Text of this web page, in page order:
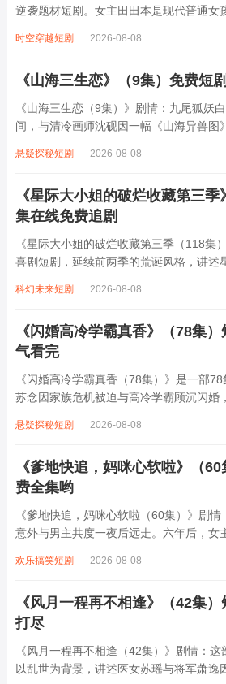
逆袭题材短剧。女主田田本是现代普通女
家人一起开启种田逆袭之路。从开垦荒地
时空穿越短剧 2026-08-08
《山海三生恋》（9集）免费短
《山海三生恋（9集）》剧情：九尾狐妖
间，与清冷画师沈砚因一幅《山海异兽图
战场将军，乱世中以命相护却阴阳相隔；
悬疑探秘短剧 2026-08-08
《星际大小姐的破烂收藏第三
集在线免费追剧
《星际大小姐的破烂收藏第三季（118集
喜剧短剧，延续前两季的荒诞风格，讲述
将生锈机械、过期营养液甚至外星生物的
科幻未来短剧 2026-08-08
《闪婚高冷学霸真香》（78集
气看完
《闪婚高冷学霸真香（78集）》是一部
苏念因家族危机被迫与高冷学霸顾沉闪婚
苏念的“笨手笨脚”，一边默默帮她解决职
悬疑探秘短剧 2026-08-08
《爹地快追，妈咪心软啦》（
费全集哟
《爹地快追，妈咪心软啦（60集）》剧
意外与男主共度一夜后远走。六年后，女
萌宝是自己的孩子，却对女主展开热烈追
欢乐搞笑短剧 2026-08-08
《风月一程再不相逢》（42集
打尽
《风月一程再不相逢（42集）》剧情：这
以乱世为背景，讲述医女苏瑶与将军萧逸